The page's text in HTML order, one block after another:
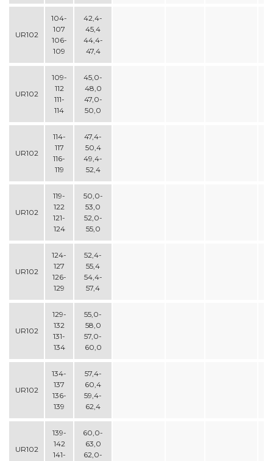
UR102
104-
107
106-
109
42,4-
45,4
44,4-
47,4
UR102
109-
112
111-
114
45,0-
48,0
47,0-
50,0
UR102
114-
117
116-
119
47,4-
50,4
49,4-
52,4
UR102
119-
122
121-
124
50,0-
53,0
52,0-
55,0
UR102
124-
127
126-
129
52,4-
55,4
54,4-
57,4
UR102
129-
132
131-
134
55,0-
58,0
57,0-
60,0
UR102
134-
137
136-
139
57,4-
60,4
59,4-
62,4
UR102
139-
142
141-
60,0-
63,0
62,0-